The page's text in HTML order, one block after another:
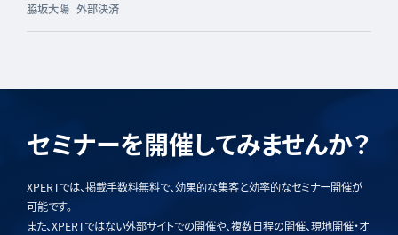
脇坂大陽 外部決済
セミナーを開催してみませんか？
XPERTでは、掲載手数料無料で、効果的な集客と効率的なセミナー開催が
可能です。
また、XPERTではない外部サイトでの開催や、複数日程の開催、現地開催・オ